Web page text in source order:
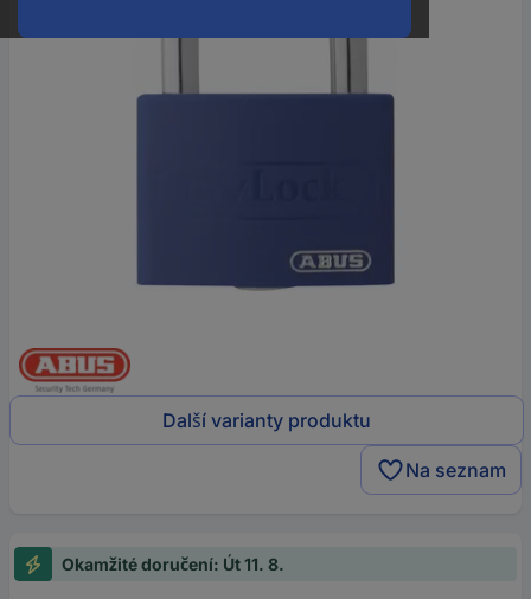
Další varianty produktu
Na seznam
Okamžité doručení: Út 11. 8.